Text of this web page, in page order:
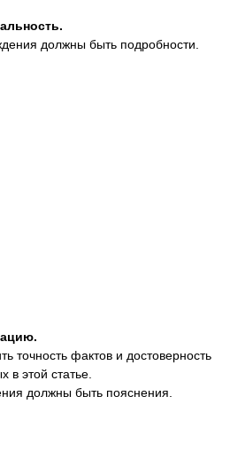
должны быть подробности.
точность фактов и достоверность
в этой статье.
должны быть пояснения.